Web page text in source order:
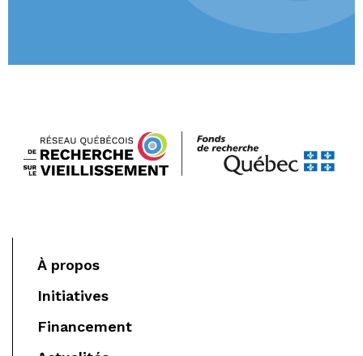
À propos
Initiatives
Financement